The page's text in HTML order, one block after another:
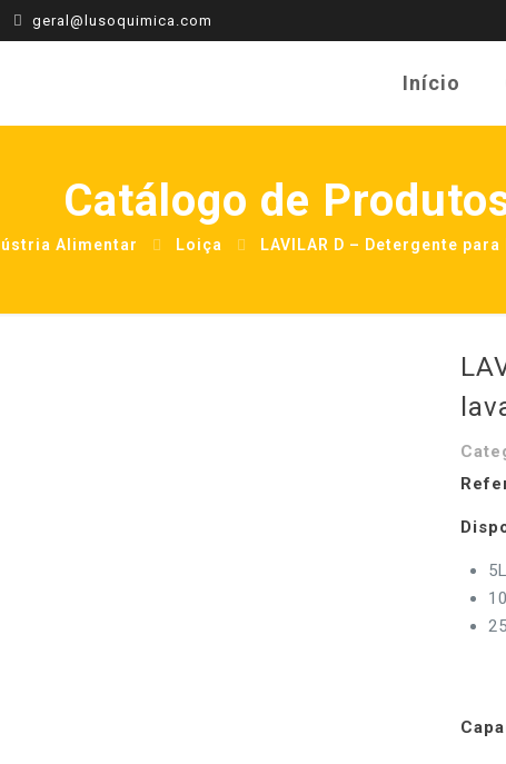
geral@lusoquimica.com
Início
Catálogo de
Alimentar Loiça LAVILAR D – Detergente